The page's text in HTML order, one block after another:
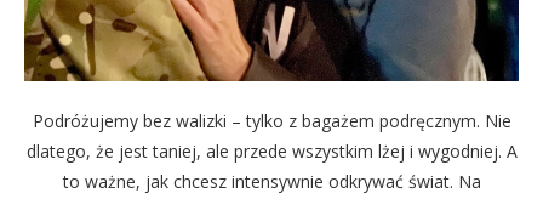
Podróżujemy bez walizki – tylko z bagażem podręcznym. Nie
dlatego, że jest taniej, ale przede wszystkim lżej i wygodniej. A
to ważne, jak chcesz intensywnie odkrywać świat. Na